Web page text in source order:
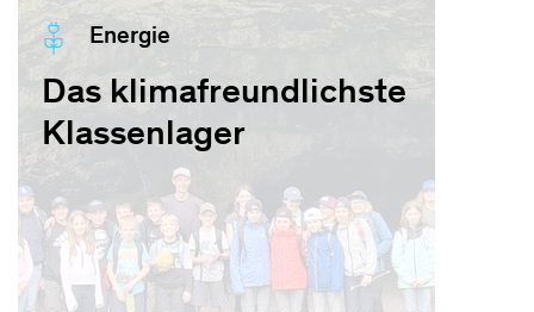
Energie
Das klimafreundlichste
Klassenlager